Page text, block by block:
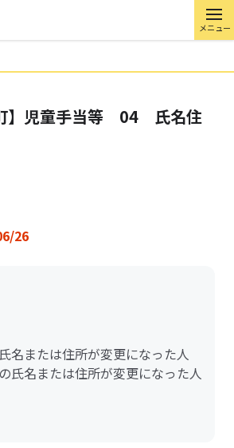
メニュー
町】児童手当等 04 氏名住
26
名または住所が変更になった人
氏名または住所が変更になった人